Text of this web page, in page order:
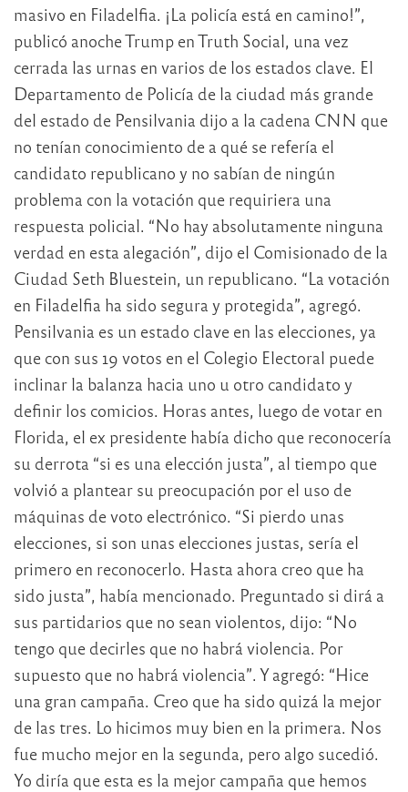
masivo en Filadelfia. ¡La policía está en camino!”,
publicó anoche Trump en Truth Social, una vez
cerrada las urnas en varios de los estados clave. El
Departamento de Policía de la ciudad más grande
del estado de Pensilvania dijo a la cadena CNN que
no tenían conocimiento de a qué se refería el
candidato republicano y no sabían de ningún
problema con la votación que requiriera una
respuesta policial. “No hay absolutamente ninguna
verdad en esta alegación”, dijo el Comisionado de la
Ciudad Seth Bluestein, un republicano. “La votación
en Filadelfia ha sido segura y protegida”, agregó.
Pensilvania es un estado clave en las elecciones, ya
que con sus 19 votos en el Colegio Electoral puede
inclinar la balanza hacia uno u otro candidato y
definir los comicios. Horas antes, luego de votar en
Florida, el ex presidente había dicho que reconocería
su derrota “si es una elección justa”, al tiempo que
volvió a plantear su preocupación por el uso de
máquinas de voto electrónico. “Si pierdo unas
elecciones, si son unas elecciones justas, sería el
primero en reconocerlo. Hasta ahora creo que ha
sido justa”, había mencionado. Preguntado si dirá a
sus partidarios que no sean violentos, dijo: “No
tengo que decirles que no habrá violencia. Por
supuesto que no habrá violencia”. Y agregó: “Hice
una gran campaña. Creo que ha sido quizá la mejor
de las tres. Lo hicimos muy bien en la primera. Nos
fue mucho mejor en la segunda, pero algo sucedió.
Yo diría que esta es la mejor campaña que hemos